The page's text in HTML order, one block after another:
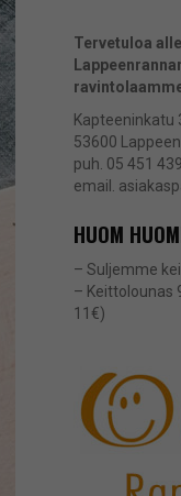
Tervetuloa
Kapteeninkatu
53600
puh. 05 451
email.
HUOM
– Suljemme
– Keittolounas
11€)